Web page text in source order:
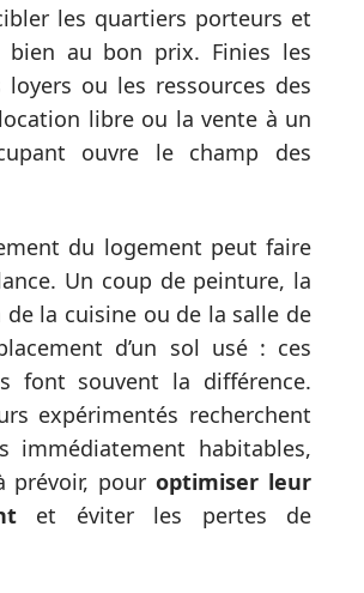
les quartiers porteurs et
bien au bon prix. Finies les
ou les ressources des
libre ou la vente à un
ouvre le champ des
du logement peut faire
Un coup de peinture, la
la cuisine ou de la salle de
d’un sol usé : ces
font souvent la différence.
expérimentés recherchent
immédiatement habitables,
prévoir, pouroptimiser leur
et éviter les pertes de